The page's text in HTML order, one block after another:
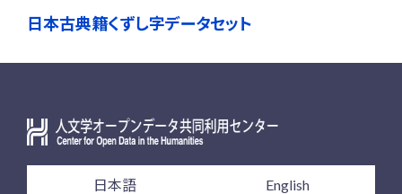
日本古典籍くずし字データセット
日本語 English